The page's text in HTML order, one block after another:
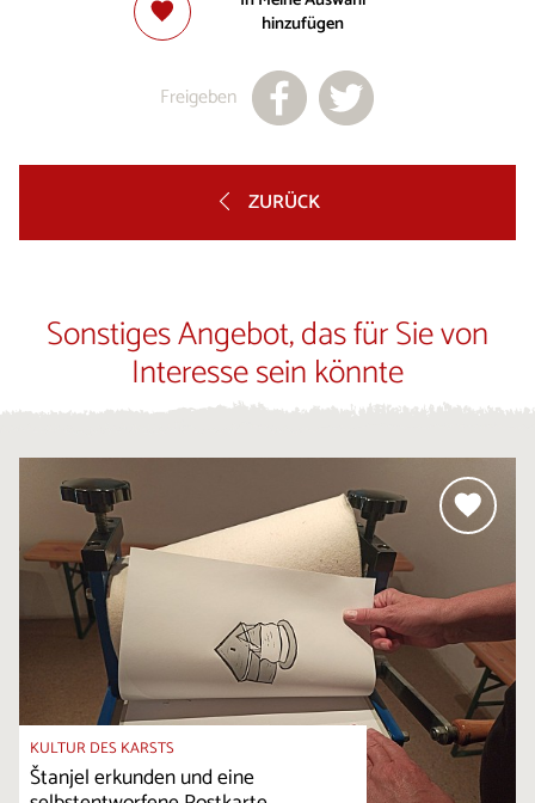
hinzufügen
Freigeben
ZURÜCK
Sonstiges Angebot, das für Sie von
Interesse sein könnte
KULTUR DES KARSTS
Štanjel erkunden und eine